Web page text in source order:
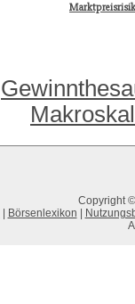
Copyright
Börsenlexikon